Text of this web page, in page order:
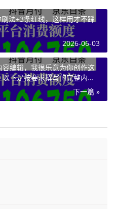
法+3条红线，这样用才不踩
2026-06-03
编辑，我很乐意为你创作这
下是按要求撰写的完整内
下一篇 »